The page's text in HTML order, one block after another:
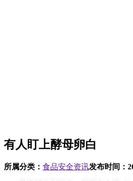
有人盯上酵母卵白
所属分类： 食品安全资讯发布时间：